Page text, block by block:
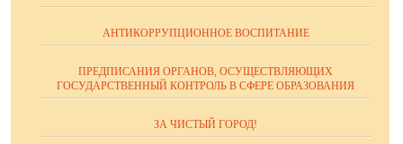
АНТИКОРРУПЦИОННОЕ ВОСПИТАНИЕ
ПРЕДПИСАНИЯ ОРГАНОВ, ОСУЩЕСТВЛЯЮЩИХ
ГОСУДАРСТВЕННЫЙ КОНТРОЛЬ В СФЕРЕ ОБРАЗОВАНИЯ
ЗА ЧИСТЫЙ ГОРОД!